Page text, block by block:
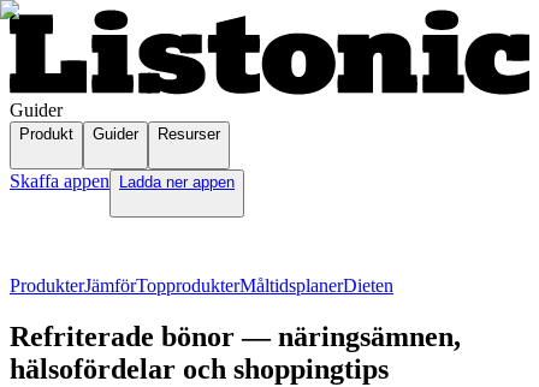
Guider
Produkt Guider Resurser
Skaffa appen Ladda ner appen
ProdukterJämförTopprodukterMåltidsplanerDieten
Refriterade bönor — näringsämnen,
hälsofördelar och shoppingtips